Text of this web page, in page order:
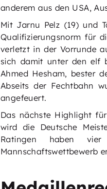
anderem aus den USA,
Mit Jarnu Pelz (19) und
Qualifizierungsnorm für
verletzt in der Vorrunde
sich damit unter den elf
Ahmed Hesham, bester
Abseits der Fechtbahn
angefeuert.
Das nächste Highlight
wird die Deutsche
Ratingen haben
Mannschaftswettbewerb